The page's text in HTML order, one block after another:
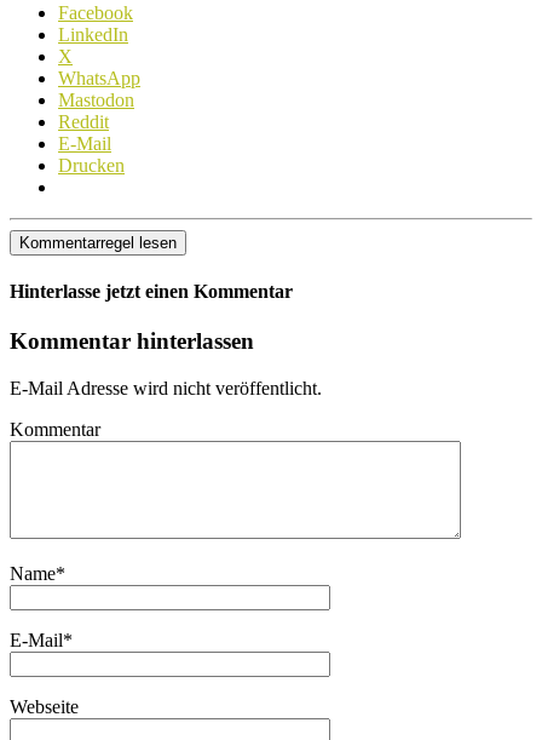
Facebook
LinkedIn
X
WhatsApp
Mastodon
Reddit
E-Mail
Drucken
Kommentarregel lesen
Hinterlasse jetzt einen Kommentar
Kommentar hinterlassen
E-Mail Adresse wird nicht veröffentlicht.
Kommentar
Name*
E-Mail*
Webseite